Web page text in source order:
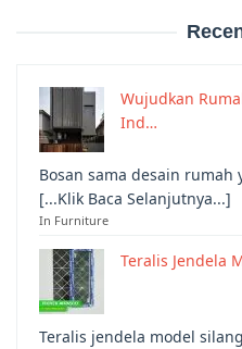
Wujudkan
Ind…
Bosan sama desain
[...Klik Baca Selanjutnya...]
In Furniture
Teralis Jendela
Teralis jendela model